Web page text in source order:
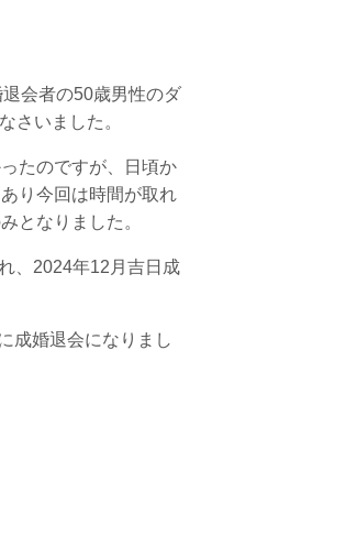
会者の50歳男性のダ
さいました。
たのですが、日頃か
り今回は時間が取れ
となりました。
、2024年12月吉日成
成婚退会になりまし